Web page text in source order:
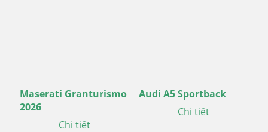
Maserati Granturismo
2026
Chi tiết
Audi A5 Sportback
Chi tiết